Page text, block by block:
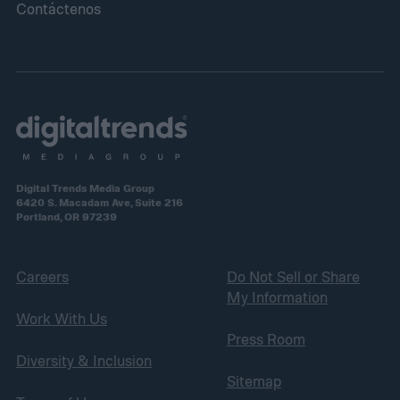
Contáctenos
Digital Trends Media Group
6420 S. Macadam Ave, Suite 216
Portland, OR 97239
Careers
Work With Us
Diversity & Inclusion
Do Not Sell or Share
My Information
Press Room
Sitemap